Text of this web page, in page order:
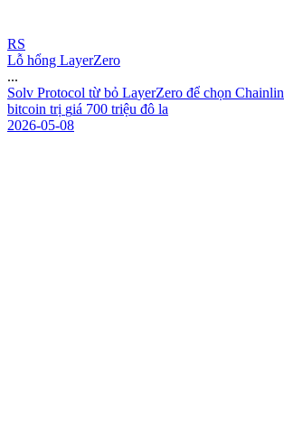
RS
Lỗ hổng LayerZero
...
Solv Protocol từ bỏ LayerZero để chọn Chainlin
bitcoin trị giá 700 triệu đô la
2026-05-08